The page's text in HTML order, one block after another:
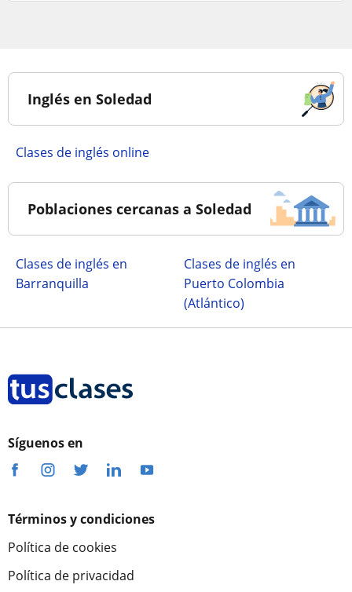
Inglés en Soledad
Clases de inglés online
Poblaciones cercanas a Soledad
Clases de inglés en
Barranquilla
Clases de inglés en
Puerto Colombia
(Atlántico)
Síguenos en
Términos y condiciones
Política de cookies
Política de privacidad